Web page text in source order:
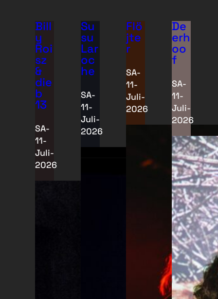
Bill
y
Roi
sz
&
die
b
13
SA-
11-
Juli-
2026
Su
su
Lar
oc
he
SA-
11-
Juli-
2026
Flö
jte
r
SA-
11-
Juli-
2026
De
erh
oo
f
SA-
11-
Juli-
2026